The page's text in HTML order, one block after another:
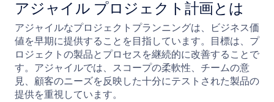
アジャイル プロジェクト計画とは
アジャイルなプロジェクトプランニングは、ビジネス価
値を早期に提供することを目指しています。目標は、プ
ロジェクトの製品とプロセスを継続的に改善することで
す。アジャイルでは、スコープの柔軟性、チームの意
見、顧客のニーズを反映した十分にテストされた製品の
提供を重視しています。